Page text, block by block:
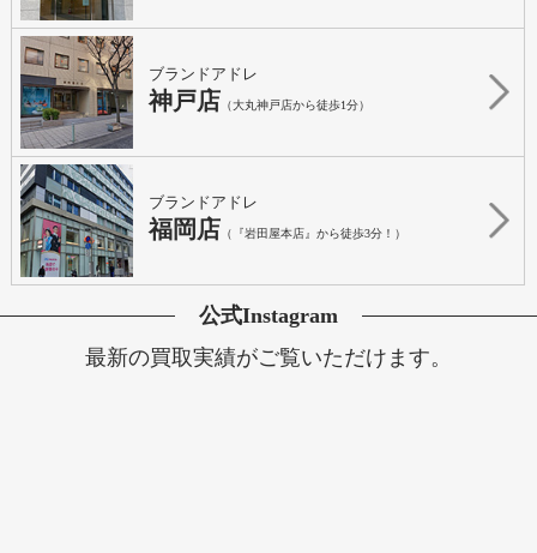
ブランドアドレ
神戸店 （大丸神戸店から徒歩1分）
ブランドアドレ
福岡店 （『岩田屋本店』から徒歩3分！）
公式Instagram
最新の買取実績がご覧いただけます。